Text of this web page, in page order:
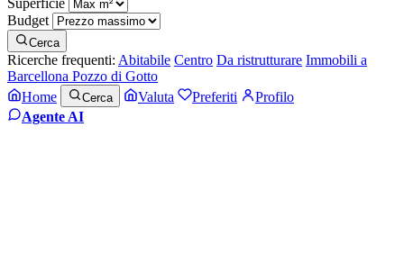
Superficie
Budget
Cerca
Ricerche frequenti: Abitabile Centro Da ristrutturare Immobili a
Barcellona Pozzo di Gotto
Home
Cerca Valuta Preferiti
Profilo
Agente AI